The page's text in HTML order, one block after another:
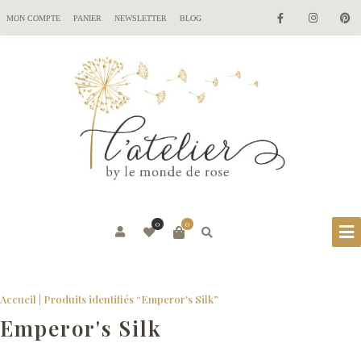
MON COMPTE PANIER NEWSLETTER BLOG
0
0
Accueil | Produits identifiés “Emperor's Silk”
Emperor's Silk